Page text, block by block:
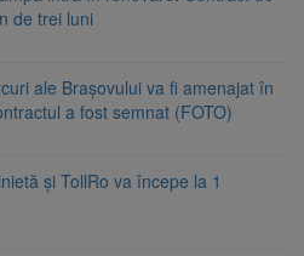
de trei luni
ale Brașovului va fi amenajat în
a fost semnat (FOTO)
și TollRo va începe la 1